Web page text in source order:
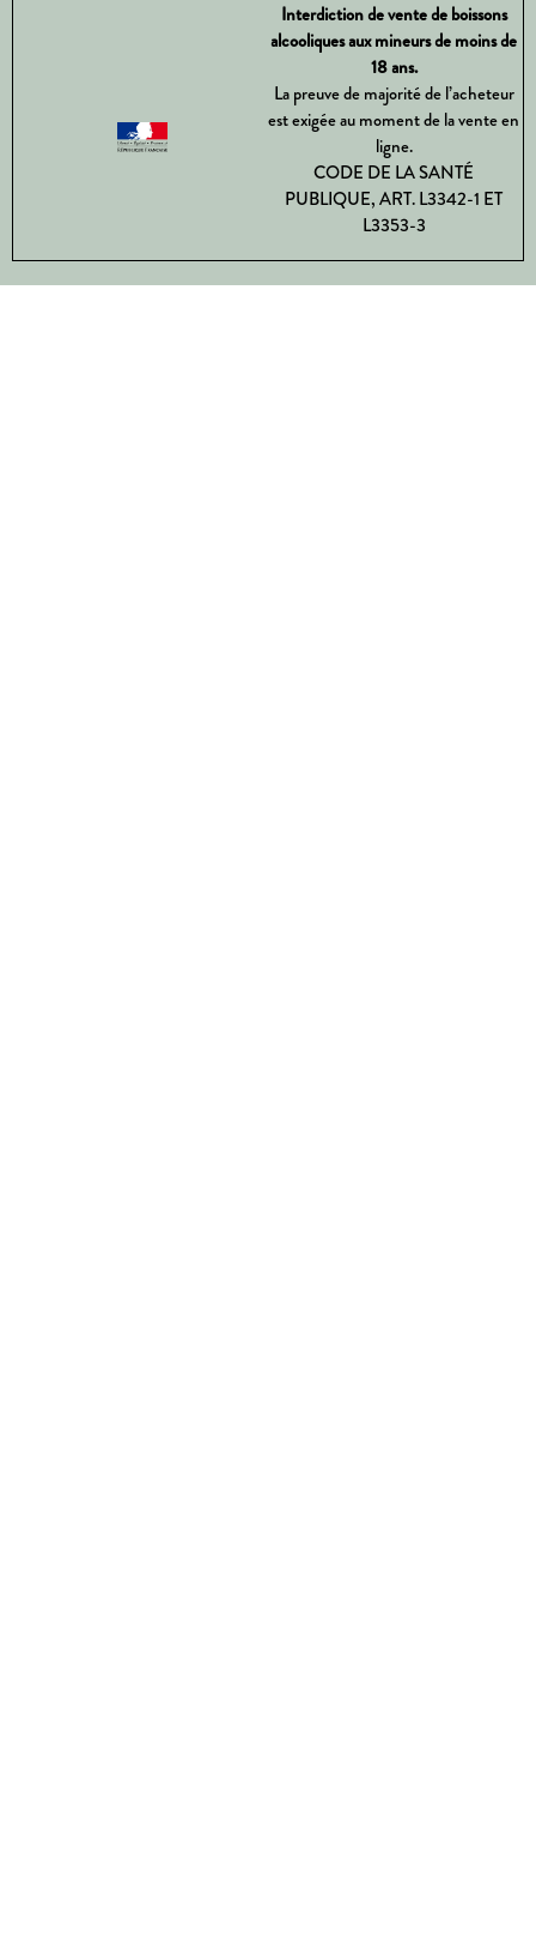
Interdiction de vente de boissons
alcooliques aux mineurs de moins de
18 ans.
La preuve de majorité de l’acheteur
est exigée au moment de la vente en
ligne.
CODE DE LA SANTÉ
PUBLIQUE, ART. L3342-1 ET
L3353-3